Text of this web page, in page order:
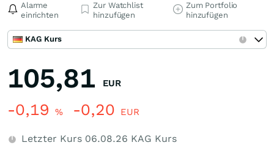
Alarme
einrichten
Zur Watchlist
hinzufügen
Zum Portfolio
hinzufügen
KAG Kurs
105,81 EUR
-0,19 % -0,20 EUR
Letzter Kurs 06.08.26 KAG Kurs